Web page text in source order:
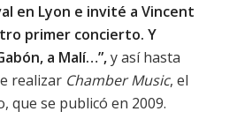
en Lyon e invité a Vincent
primer concierto. Y
a Malí…”,y así hasta
realizar Chamber Music, el
que se publicó en 2009.